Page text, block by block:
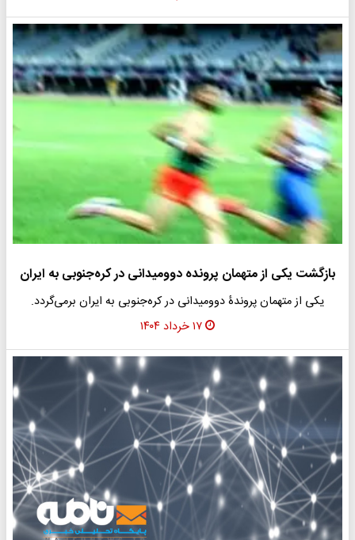
بازگشت یکی از متهمان پرونده دوومیدانی در کره‌جنوبی به ایران
یکی از متهمان پروندۀ دوومیدانی در کره‌جنوبی به ایران برمی‌گردد.
۱۷ خرداد ۱۴۰۴